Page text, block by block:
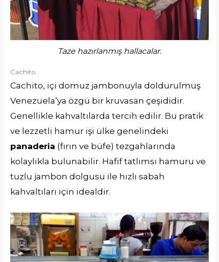
Taze hazırlanmış hallacalar.
Cachito
Cachito, içi domuz jambonuyla doldurulmuş
Venezuela’ya özgü bir kruvasan çeşididir.
Genellikle kahvaltılarda tercih edilir. Bu pratik
ve lezzetli hamur işi ülke genelindeki
panaderia (fırın ve büfe) tezgahlarında
kolaylıkla bulunabilir. Hafif tatlımsı hamuru ve
tuzlu jambon dolgusu ile hızlı sabah
kahvaltıları için idealdir.